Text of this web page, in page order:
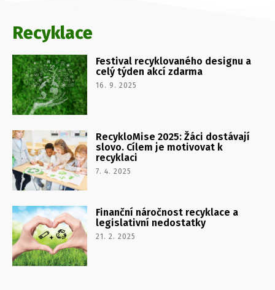
Recyklace
Festival recyklovaného designu a
celý týden akcí zdarma
16. 9. 2025
RecykloMise 2025: Žáci dostávají
slovo. Cílem je motivovat k
recyklaci
7. 4. 2025
Finanční náročnost recyklace a
legislativní nedostatky
21. 2. 2025